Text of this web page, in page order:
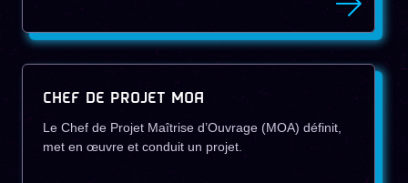
CHEF DE PROJET MOA
Le Chef de Projet Maîtrise d’Ouvrage (MOA) définit,
met en œuvre et conduit un projet.